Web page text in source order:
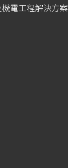
電工程解決方案